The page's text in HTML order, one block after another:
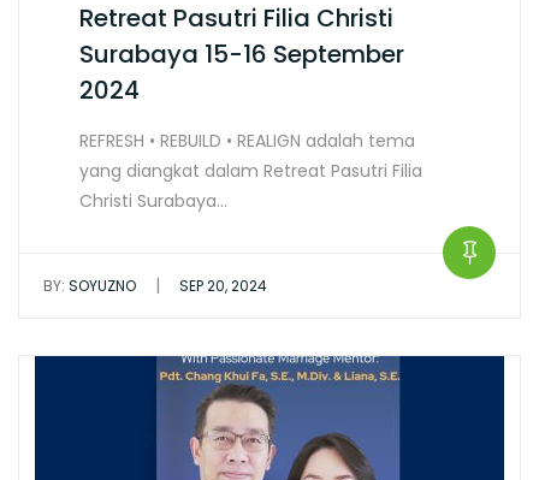
Retreat Pasutri Filia Christi
Surabaya 15-16 September
2024
REFRESH • REBUILD • REALIGN adalah tema
yang diangkat dalam Retreat Pasutri Filia
Christi Surabaya…
BY: SOYUZNO | SEP 20, 2024